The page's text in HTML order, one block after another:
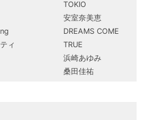
ィ
TOKIO
安室奈美恵
DREAMS COME
TRUE
浜崎あゆみ
桑田佳祐